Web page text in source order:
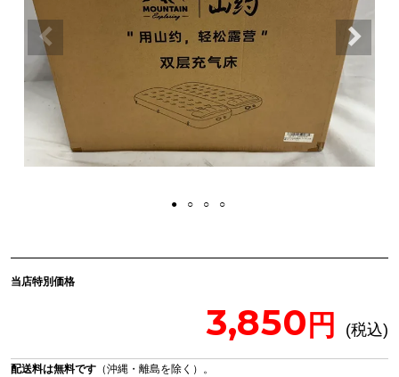
当店特別価格
3,850
配送料は無料です （沖縄・離島を除く）。